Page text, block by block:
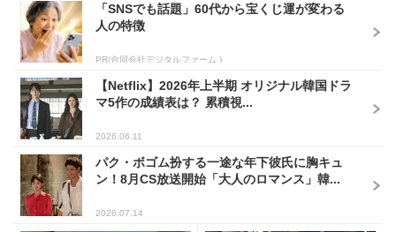
「SNSでも話題」60代から宝くじ運が変わる
人の特徴
PR(合同会社デジタルファーム )
【Netflix】2026年上半期 オリジナル韓国ドラ
マ5作の成績表は？ 累積視...
2026.06.11
パク・ボゴム扮する一途な年下彼氏に胸キュ
ン！8月CS放送開始「大人のロマンス」韓...
2026.07.14